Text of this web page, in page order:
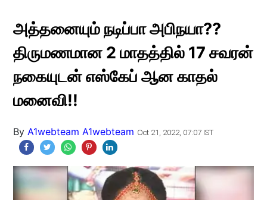
அத்தனையும் நடிப்பா அபிநயா??
திருமணமான 2 மாதத்தில் 17 சவரன்
நகையுடன் எஸ்கேப் ஆன காதல்
மனைவி!!
By A1webteam A1webteam Oct 21, 2022, 07:07 IST